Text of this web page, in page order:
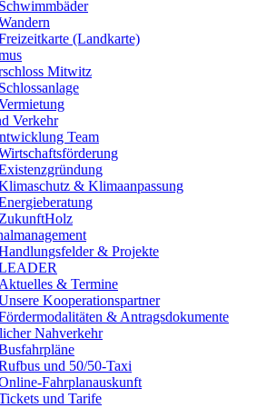
Schwimmbäder
(Landkarte)
Mitwitz
Schlossanlage
Verkehr
Team
& Klimaanpassung
ZukunftHolz
& Projekte
Aktuelles & Termine
Kooperationspartner
& Antragsdokumente
Nahverkehr
und 50/50-Taxi
Fahrplanauskunft
und Tarife